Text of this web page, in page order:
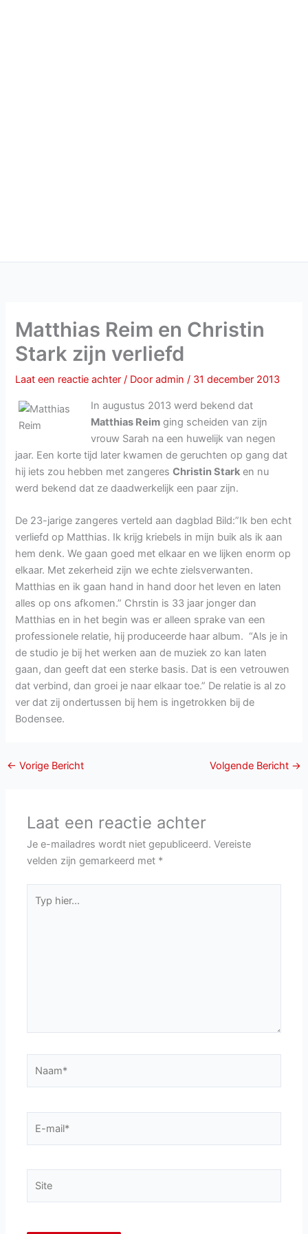
Matthias Reim en Christin
Stark zijn verliefd
Laat een reactie achter / Dooradmin/ 31 december 2013
In augustus 2013 werd bekend dat
Matthias Reim ging scheiden van zijn
vrouw Sarah na een huwelijk van negen
jaar. Een korte tijd later kwamen de geruchten op gang dat
hij iets zou hebben met zangeresChristin Stark en nu
werd bekend dat ze daadwerkelijk een paar zijn.
De 23-jarige zangeres verteld aan dagblad Bild:”Ik ben echt
verliefd op Matthias. Ik krijg kriebels in mijn buik als ik aan
hem denk. We gaan goed met elkaar en we lijken enorm op
elkaar. Met zekerheid zijn we echte zielsverwanten.
Matthias en ik gaan hand in hand door het leven en laten
alles op ons afkomen.” Chrstin is 33 jaar jonger dan
Matthias en in het begin was er alleen sprake van een
professionele relatie, hij produceerde haar album. “Als je in
de studio je bij het werken aan de muziek zo kan laten
gaan, dan geeft dat een sterke basis. Dat is een vetrouwen
dat verbind, dan groei je naar elkaar toe.” De relatie is al zo
ver dat zij ondertussen bij hem is ingetrokken bij de
Bodensee.
← Vorige Bericht Volgende Bericht →
Laat een reactie achter
Je e-mailadres wordt niet gepubliceerd. Vereiste
velden zijn gemarkeerd met *
hier...
mail*